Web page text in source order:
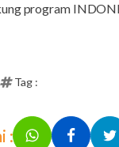
program
Tag :
: